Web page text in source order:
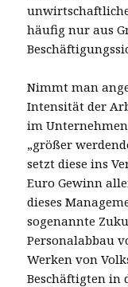
häufig nur aus
Nimmt man
Intensität der
im
„größer
setzt diese ins
Euro Gewinn
dieses
sogenannte
Personalabbau
Werken von
Beschäftigten in